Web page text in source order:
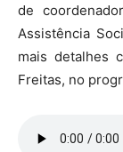
de
Assistência
mais detalhes
Freitas, no